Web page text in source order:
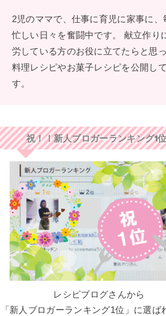
2児のママで、仕事に育児に家事に、
忙しい日々を奮闘中です。 献立作り
労している方のお役に立てたらと思っ
料理レシピやお菓子レシピを公開し
す。
祝！！新人ブロガーランキング1
レシピブログさんから
「新人ブロガーランキング1位」に選ば